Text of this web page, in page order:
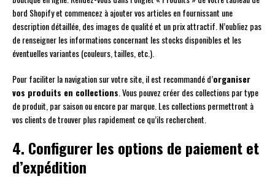
bord Shopify et commencez à ajouter vos articles en fournissant une
description détaillée, des images de qualité et un prix attractif. N’oubliez pas
de renseigner les informations concernant les stocks disponibles et les
éventuelles variantes (couleurs, tailles, etc.).
Pour faciliter la navigation sur votre site, il est recommandé d’organiser
vos produits en collections . Vous pouvez créer des collections par type
de produit, par saison ou encore par marque. Les collections permettront à
vos clients de trouver plus rapidement ce qu’ils recherchent.
4. Configurer les options de paiement et
d’expédition